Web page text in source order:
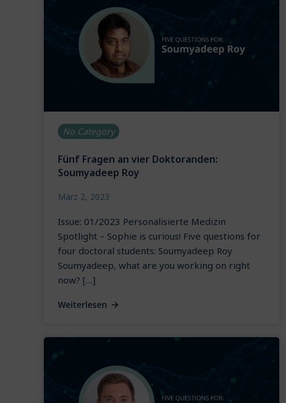
No Category
Fünf Fragen an vier Doktoranden:
Soumyadeep Roy
März 2, 2023
Issue: 01/2023 Personalisierte Medizin
Spotlight – Sophie is curious! Five questions for
four doctoral students: Soumyadeep Roy
Soumyadeep, what are you working on right
now? […]
Weiterlesen